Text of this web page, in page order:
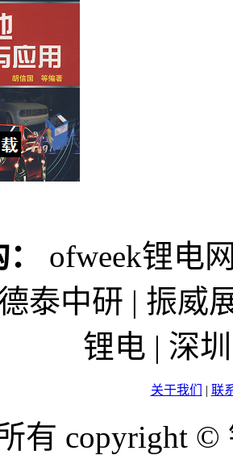
ofweek锂电
泰中研 | 振威
锂电 | 深
关于我们 | 联
有 copyright